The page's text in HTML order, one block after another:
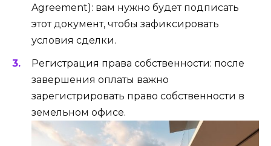
Agreement): вам нужно будет подписать
этот документ, чтобы зафиксировать
условия сделки.
Регистрация права собственности: после
завершения оплаты важно
зарегистрировать право собственности в
земельном офисе.